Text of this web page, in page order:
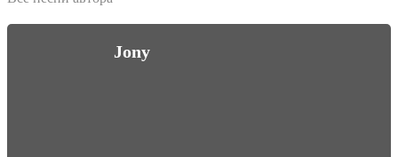
Jony